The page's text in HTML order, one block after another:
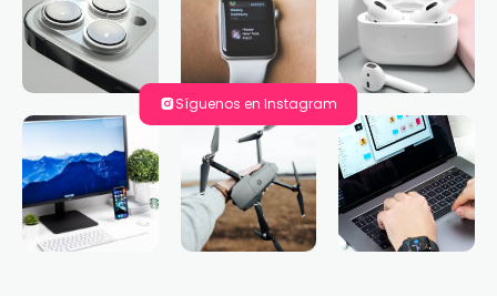
Síguenos en Instagram